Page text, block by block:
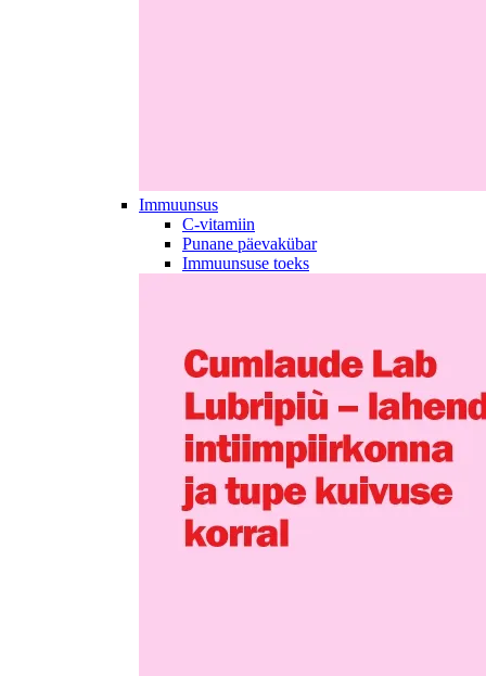
Immuunsus
C-vitamiin
Punane päevakübar
Immuunsuse toeks